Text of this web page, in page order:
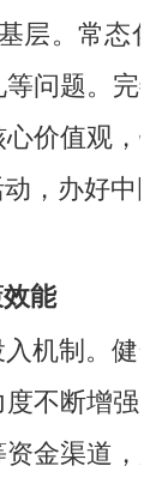
层。常态
问题。
价值观
，办好中
能
入机制。健
不断增
金渠道